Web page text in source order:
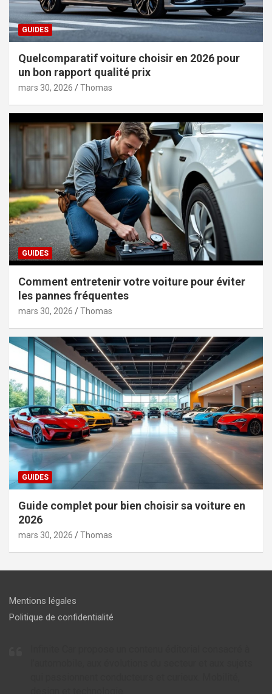
GUIDES
Quelcomparatif voiture choisir en 2026 pour
un bon rapport qualité prix
mars 30, 2026 Thomas
GUIDES
Comment entretenir votre voiture pour éviter
les pannes fréquentes
mars 30, 2026 Thomas
GUIDES
Guide complet pour bien choisir sa voiture en
2026
mars 30, 2026 Thomas
Mentions légales
Politique de confidentialité